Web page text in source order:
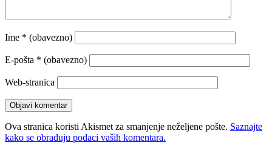
Ime * (obavezno)
E-pošta * (obavezno)
Web-stranica
Ova stranica koristi Akismet za smanjenje neželjene pošte. Saznajte
kako se obrađuju podaci vaših komentara.